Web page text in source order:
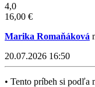
4,0
16,00 €
Marika Romaňáková
20.07.2026 16:50
• Tento príbeh si podľa